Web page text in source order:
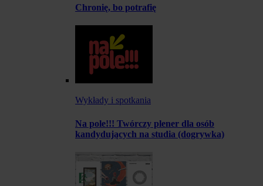
Chronię, bo potrafię
Wykłady i spotkania
Na pole!!! Twórczy plener dla osób
kandydujących na studia (dogrywka)